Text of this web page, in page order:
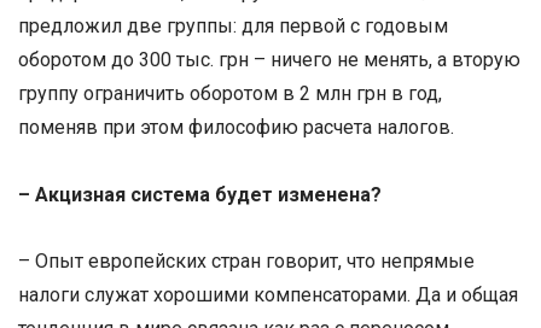
предложил две группы: для первой с годовым
оборотом до 300 тыс. грн – ничего не менять, а вторую
группу ограничить оборотом в 2 млн грн в год,
поменяв при этом философию расчета налогов.
– Акцизная система будет изменена?
– Опыт европейских стран говорит, что непрямые
налоги служат хорошими компенсаторами. Да и общая